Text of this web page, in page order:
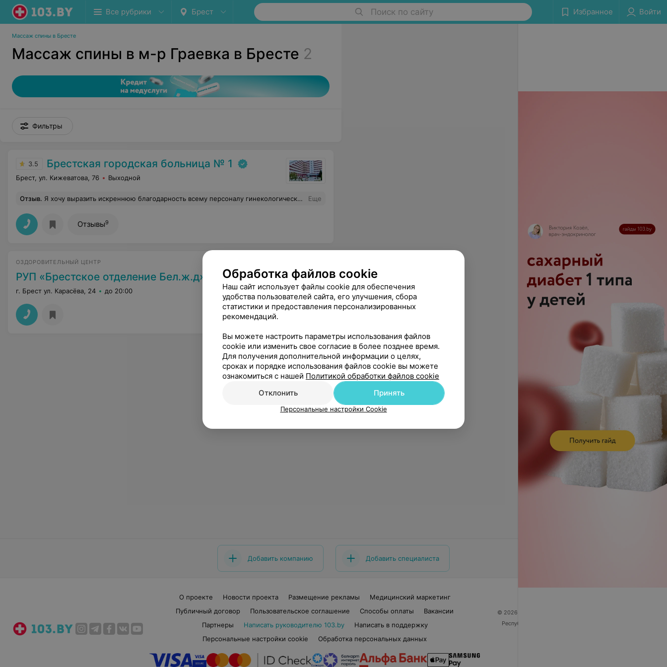
Все рубрики Брест Поиск по сайту Избранное Войти
Массаж спины в Бресте
Массаж спины в м-р Граевка в Бресте 2
Фильтры
3.5 Брестская городская больница № 1
Брест, ул. Кижеватова, 76 Выходной
Отзыв. Я хочу выразить искреннюю благодарность всему персоналу гинекологического отделения УЗ "Брестская городская больница №1" за высокий профессионализм, чуткость и внимательное отношение. Огромное спасибо моему лечащему врачу — Анатолию Михайловичу за проведённую операцию, за внимательность и профессионализм, а также старшей медицинской сестре Валентине Владимировне за внимательность, доброту и отзывчивость. Весь коллектив отделения работает слаженно, как единый механизм. Спасибо всему коллективу отделения: процедурным и постовым медсёстрам за круглосуточную заботу, санитаркам за чистоту, а заведующей отделением Ирине Васильевне — за создание такой отличной команды. Желаю вам крепкого здоровья и благодарных пациентов! Еще
Отзывы9
ОЗДОРОВИТЕЛЬНЫЙ ЦЕНТР
РУП «Брестское отделение Бел.ж.д»
г. Брест ул. Карасёва, 24 до 20:00
Добавить компанию Добавить специалиста
О проекте Новости проекта Размещение рекламы
Медицинский маркетинг
Публичный договор
Пользовательское соглашение Способы оплаты
Вакансии
Партнеры
Написать руководителю 103.by
Написать в поддержку
Персональные настройки cookie
Обработка персональных данных
© 2026 ООО «Артокс Лаб», УНП 191700409
Республика Беларусь, г. Минск, улица Толбухина, 2,
Обработка файлов cookie
Наш сайт использует файлы cookie для обеспечения
удобства пользователей сайта, его улучшения, сбора
статистики и предоставления персонализированных
рекомендаций.
Вы можете настроить параметры использования файлов
cookie или изменить свое согласие в более позднее время.
Для получения дополнительной информации о целях,
сроках и порядке использования файлов cookie вы можете
ознакомиться с нашей Политикой обработки файлов cookie
Отклонить
Принять
Персональные настройки Cookie